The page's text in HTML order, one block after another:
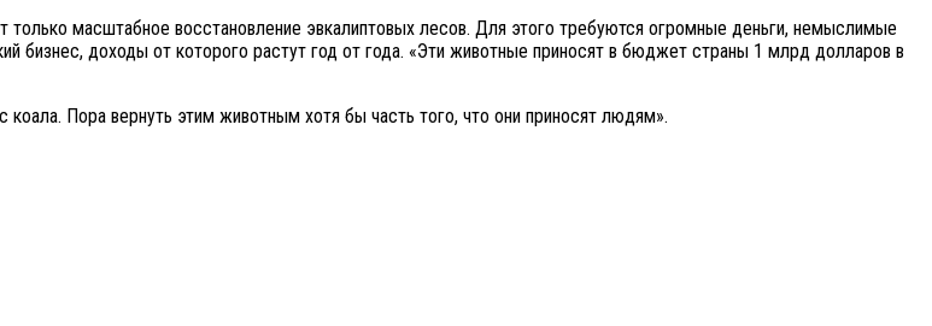
масштабное восстановление эвкалиптовых лесов. Для этого требуются огромные деньги, немыслимые
доходы от которого растут год от года. «Эти животные приносят в бюджет страны 1 млрд долларов в
Пора вернуть этим животным хотя бы часть того, что они приносят людям».